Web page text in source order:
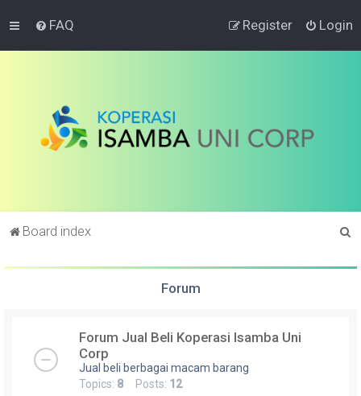
FAQ Login
Register
Board index
Forum
Forum Jual Beli Koperasi Isamba Uni
Corp
Jual beli berbagai macam barang
Topics: 8 Posts: 12